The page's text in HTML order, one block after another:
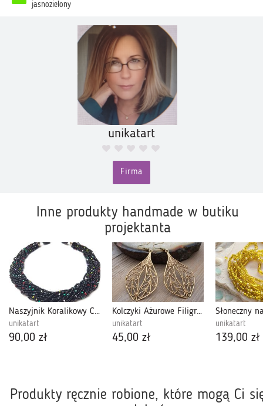
jasnozielony
unikatart
Firma
Inne produkty handmade w butiku
projektanta
Naszyjnik Koralikowy Czarny Boho w Kropki z Drobnych Koralików
unikatart
90,00 zł
Kolczyki Ażurowe Filigranki
unikatart
45,00 zł
unikatart
139,00 zł
Produkty ręcznie robione, które mogą Ci